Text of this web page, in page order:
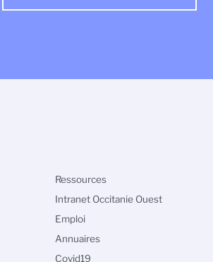
Ressources
Intranet Occitanie Ouest
Emploi
Annuaires
Covid19